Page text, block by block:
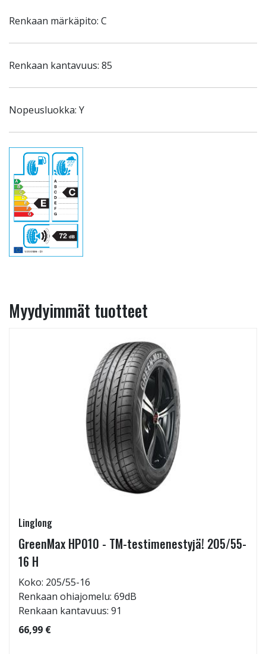
Renkaan märkäpito: C
Renkaan kantavuus: 85
Nopeusluokka: Y
Myydyimmät tuotteet
Linglong
GreenMax HP010 - TM-testimenestyjä! 205/55-
16 H
Koko: 205/55-16
Renkaan ohiajomelu: 69dB
Renkaan kantavuus: 91
66,99 €